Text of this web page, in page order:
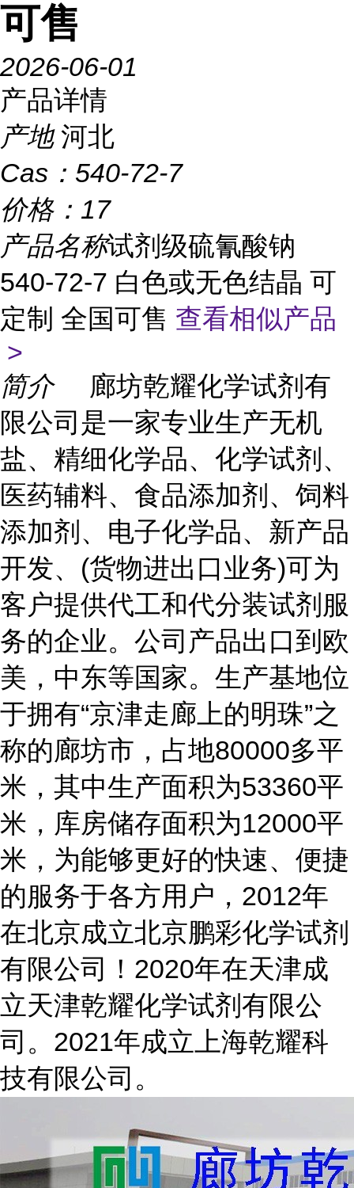
可售
2026-06-01
产品详情
产地 河北
Cas： 540-72-7
价格： 17
产品名称试剂级硫氰酸钠
540-72-7 白色或无色结晶 可
定制 全国可售 查看相似产品
>
简介
廊坊乾耀化学试剂有
限公司是一家专业生产无机
盐、精细化学品、化学试剂、
医药辅料、食品添加剂、饲料
添加剂、电子化学品、新产品
开发、(货物进出口业务)可为
客户提供代工和代分装试剂服
务的企业。公司产品出口到欧
美，中东等国家。生产基地位
于拥有“京津走廊上的明珠”之
称的廊坊市，占地80000多平
米，其中生产面积为53360平
米，库房储存面积为12000平
米，为能够更好的快速、便捷
的服务于各方用户，2012年
在北京成立北京鹏彩化学试剂
有限公司！2020年在天津成
立天津乾耀化学试剂有限公
司。2021年成立上海乾耀科
技有限公司。